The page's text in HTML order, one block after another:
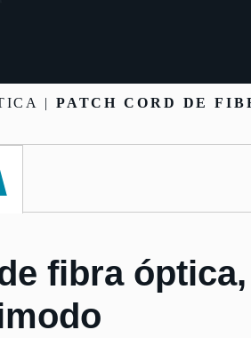
| PATCH CORD DE
fibra óptica,